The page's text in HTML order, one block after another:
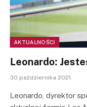
AKTUALNOŚCI
Leonardo:
30 października 2021
Leonardo, dyrektor